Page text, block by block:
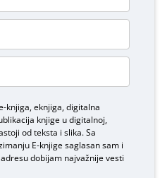
knjiga, eknjiga, digitalna
knjige u digitalnoj,
od teksta i slika. Sa
E-knjigesaglasan sam i
dobijam najvažnije vesti